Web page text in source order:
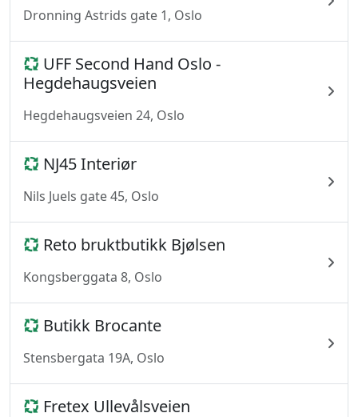
Dronning Astrids gate 1, Oslo
UFF Second Hand Oslo -
Hegdehaugsveien
Hegdehaugsveien 24, Oslo
NJ45 Interiør
Nils Juels gate 45, Oslo
Reto bruktbutikk Bjølsen
Kongsberggata 8, Oslo
Butikk Brocante
Stensbergata 19A, Oslo
Fretex Ullevålsveien